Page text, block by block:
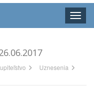
Uznesenia